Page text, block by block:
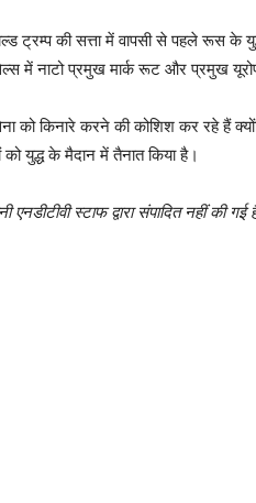
ट्रम्प की सत्ता में वापसी से पहले रूस के
में नाटो प्रमुख मार्क रूट और प्रमुख
को किनारे करने की कोशिश कर रहे हैं
को युद्ध के मैदान में तैनात किया है।
एनडीटीवी स्टाफ द्वारा संपादित नहीं